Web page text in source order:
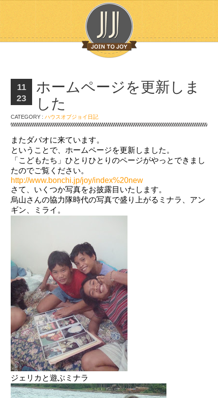
11
23
ホームページを更新しま
した
CATEGORY :ハウスオブジョイ日記
またダバオに来ています。
ということで、ホームページを更新しました。
「こどもたち」ひとりひとりのページがやっとできまし
たのでご覧ください。
http://www.bonchi.jp/joy/index%20new
さて、いくつか写真をお披露目いたします。
烏山さんの協力隊時代の写真で盛り上がるミナラ、アン
ギン、ミライ。
ジェリカと遊ぶミナラ